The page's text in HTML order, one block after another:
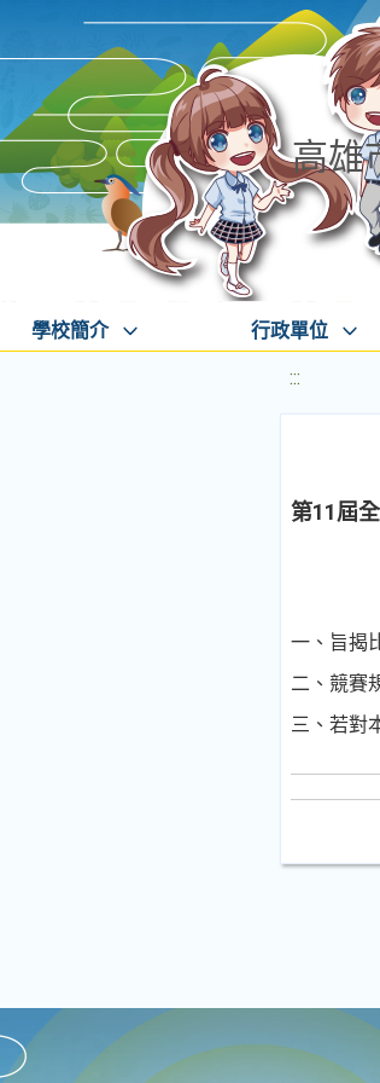
高雄
學校簡介 行政單位
:::
第11屆
一、旨揭
二、競賽
三、若對